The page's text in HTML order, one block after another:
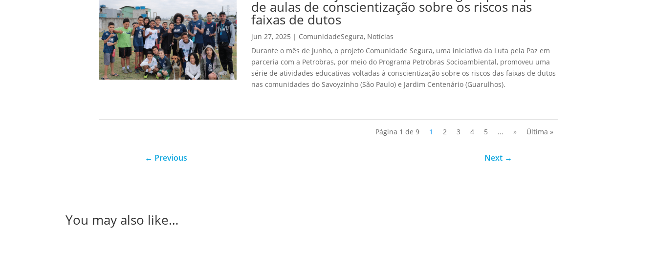
de aulas de conscientização sobre os riscos nas
faixas de dutos
jun 27, 2025 | ComunidadeSegura, Notícias
Durante o mês de junho, o projeto Comunidade Segura, uma iniciativa da Luta pela Paz em
parceria com a Petrobras, por meio do Programa Petrobras Socioambiental, promoveu uma
série de atividades educativas voltadas à conscientização sobre os riscos das faixas de dutos
nas comunidades do Savoyzinho (São Paulo) e Jardim Centenário (Guarulhos).
Página 1 de 9 1 2 3 4 5 ... » Última »
← Previous Next →
You may also like…